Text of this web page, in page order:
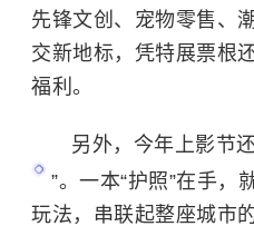
先锋文创、宠物零售、
交新地标，凭特展票根
福利。
另外，今年上影节
”。一本“护照”在手，
玩法，串联起整座城市